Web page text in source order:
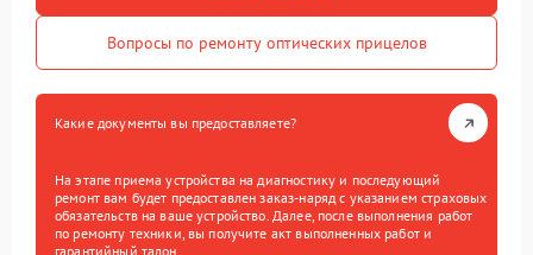
Вопросы по ремонту оптических прицелов
Какие документы вы предоставляете?
На этапе приема устройства на диагностику и последующий
ремонт вам будет предоставлен заказ-наряд с указанием страховых
обязательств на ваше устройство. Далее, после выполнения работ
по ремонту техники, вы получите акт выполненных работ и
гарантийный талон.